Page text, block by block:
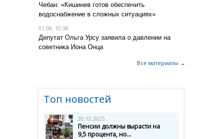
Чебан: «Кишинев готов обеспечить
водоснабжение в сложных ситуациях»
01.08, 10:38
Депутат Ольга Урсу заявила о давлении на
советника Иона Онца
Все материалы →
Топ новостей
20.12.2025
Пенсии должны вырасти на
9,5 процента, но...